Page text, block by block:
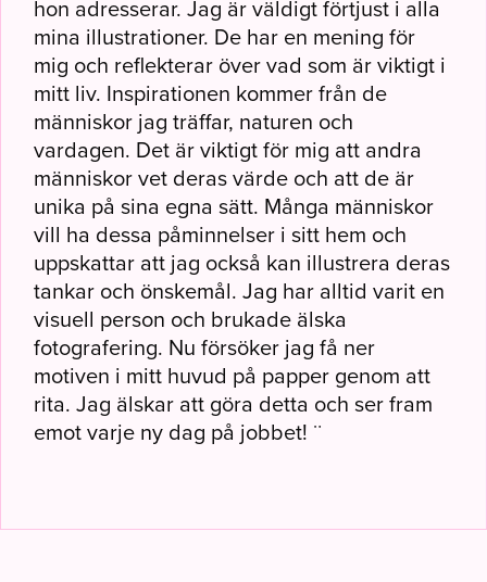
hon adresserar. Jag är väldigt förtjust i alla
mina illustrationer. De har en mening för
mig och reflekterar över vad som är viktigt i
mitt liv. Inspirationen kommer från de
människor jag träffar, naturen och
vardagen. Det är viktigt för mig att andra
människor vet deras värde och att de är
unika på sina egna sätt. Många människor
vill ha dessa påminnelser i sitt hem och
uppskattar att jag också kan illustrera deras
tankar och önskemål. Jag har alltid varit en
visuell person och brukade älska
fotografering. Nu försöker jag få ner
motiven i mitt huvud på papper genom att
rita. Jag älskar att göra detta och ser fram
emot varje ny dag på jobbet! ¨